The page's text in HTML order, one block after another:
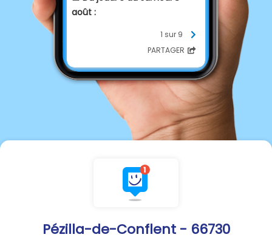
Pézilla-de-Conflent - 66730
août :
jeudi 6 et
de 7 h à 12 h
🚫FERMETURE :samedi 8 août
Retour à la normale dès
lundi 10 août.
Merci de votre
N'hésitez pas à partager.
1 sur 9
PARTAGER